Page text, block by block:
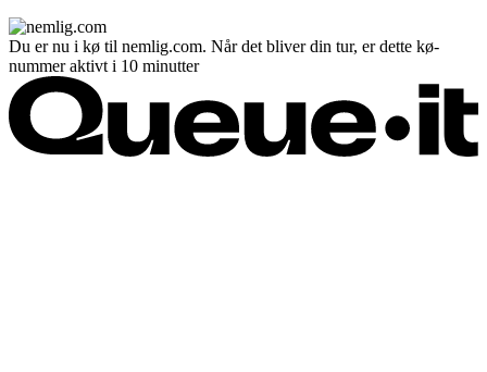
Du er nu i kø til nemlig.com. Når det bliver din tur, er dette kø-
nummer aktivt i 10 minutter